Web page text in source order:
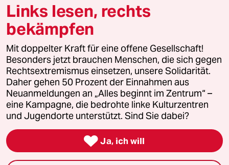
© 2026 taz Verlags und Vertriebs GmbH
Alle Rechte vorbehalten. Bei rechtlichen Fragen oder für Genehmigungen
wenden Sie sich bitte an
lizenzen@taz.de
Feedback Redaktionsstatut Kommune-Richtlinien
Leitlinie Informant Datenschutz Impressum AGB
Seitenwende Einwilligungen widerrufen (Ads)
Links lesen, rechts
bekämpfen
Mit doppelter Kraft für eine offene Gesellschaft!
Besonders jetzt brauchen Menschen, die sich gegen
Rechtsextremismus einsetzen, unsere Solidarität.
Daher gehen 50 Prozent der Einnahmen aus
Neuanmeldungen an „Alles beginnt im Zentrum“ –
eine Kampagne, die bedrohte linke Kulturzentren
und Jugendorte unterstützt. Sind Sie dabei?
 Ja, ich will